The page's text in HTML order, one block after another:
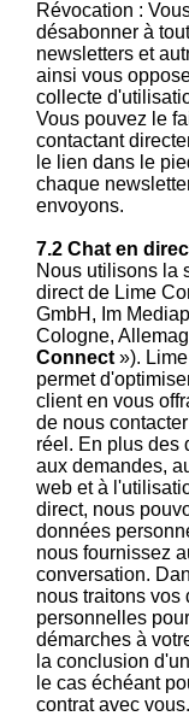
Révocation :
désabonner à
newsletters et
ainsi vous
collecte
Vous pouvez le
contactant
le lien dans le
chaque
envoyons.
7.2 Chat en
Nous utilisons la
direct de Lime
GmbH, Im
Cologne,
Connect »).
permet
client en vous
de nous
réel. En plus des
aux demandes,
web et à
direct, nous
données
nous fournissez
conversation.
nous traitons vos
personnelles
démarches à
la conclusion
le cas échéant
contrat avec vous.